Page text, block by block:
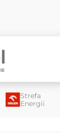
Strefa
Energii